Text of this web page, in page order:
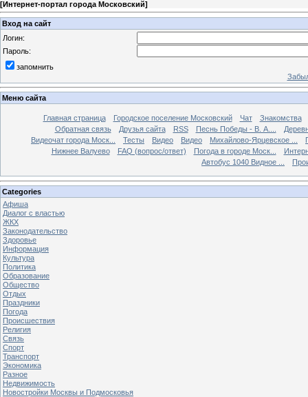
[Интернет-портал города Московский]
Вход на сайт
Логин:
Пароль:
запомнить
Меню сайта
Главная страница Городское поселение Московский Чат
Знакомства
Обратная связь
Друзья сайта RSS Песнь Победы - В. А....
Видеочат города Моск...
Тесты Видео Видео Михайлово-Ярцевское ...
Нижнее Валуево
FAQ (вопрос/ответ) Погода в городе Моск...
Автобус 1040 Видное ...
Categories
Афиша
Диалог с властью
ЖКХ
Законодательство
Здоровье
Информация
Культура
Политика
Образование
Общество
Отдых
Праздники
Погода
Происшествия
Религия
Связь
Спорт
Транспорт
Экономика
Разное
Недвижимость
Новостройки Москвы и Подмосковья